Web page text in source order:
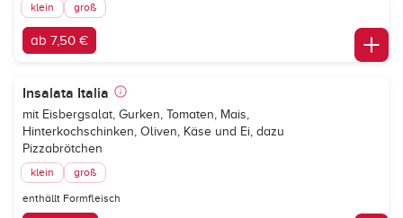
klein groß
ab 7,50 €
Insalata Italia
mit Eisbergsalat, Gurken, Tomaten, Mais,
Hinterkochschinken, Oliven, Käse und Ei, dazu
Pizzabrötchen
klein groß
enthällt Formfleisch